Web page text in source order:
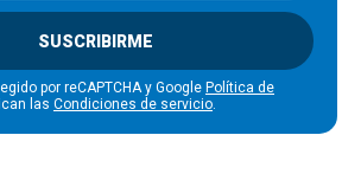
SUSCRIBIRME
por reCAPTCHA y Google Política de
las Condiciones de servicio.